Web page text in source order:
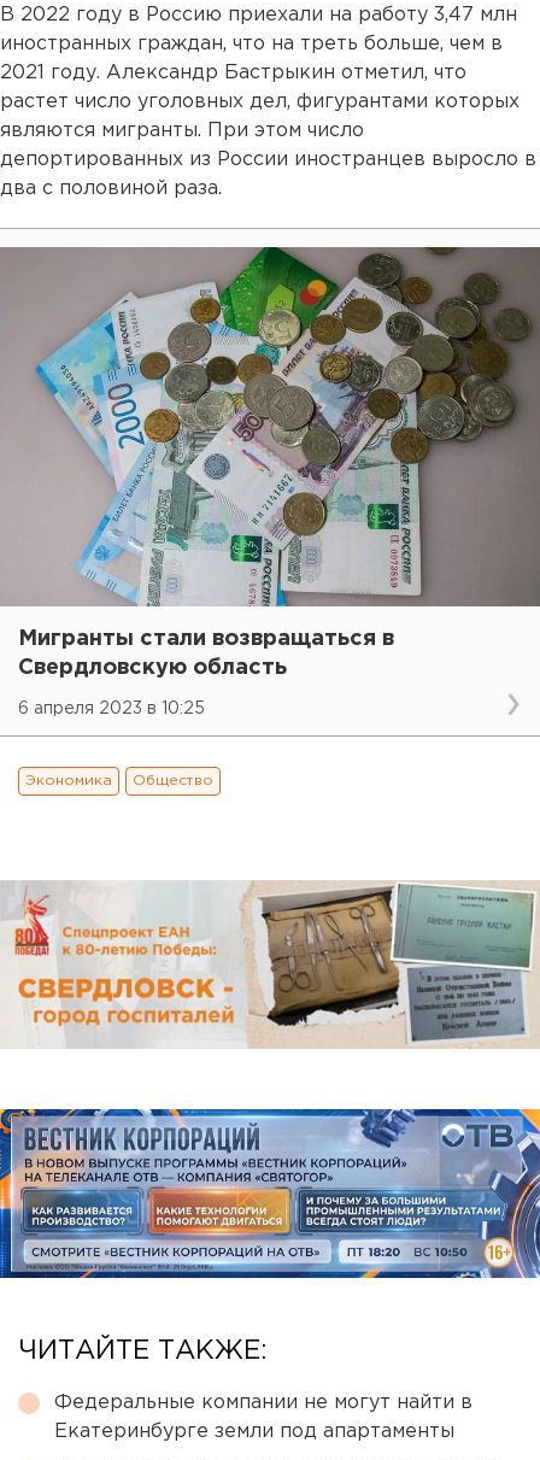
В 2022 году в Россию приехали на работу 3,47 млн
иностранных граждан, что на треть больше, чем в
2021 году. Александр Бастрыкин отметил, что
растет число уголовных дел, фигурантами которых
являются мигранты. При этом число
депортированных из России иностранцев выросло в
два с половиной раза.
Мигранты стали возвращаться в
Свердловскую область
6 апреля 2023 в 10:25
Экономика Общество
ЧИТАЙТЕ ТАКЖЕ:
Федеральные компании не могут найти в
Екатеринбурге земли под апартаменты